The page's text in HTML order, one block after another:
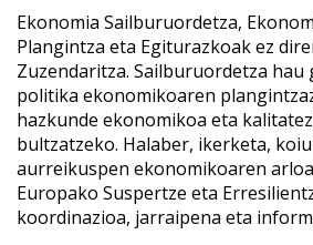
Ekonomia Sailburuordetza,
Plangintza eta Egiturazkoak ez
Zuzendaritza. Sailburuordetza
politika ekonomikoaren
hazkunde ekonomikoa eta
bultzatzeko. Halaber, ikerketa,
aurreikuspen ekonomikoaren
Europako Suspertze eta
koordinazioa, jarraipena eta